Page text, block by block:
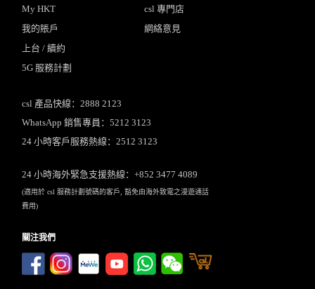
My HKT
我的賬戶
上台 / 續約
5G 服務計劃
csl 專門店
網絡意見
csl 產品快線：2888 2123
WhatsApp 銷售專員：5212 3123
24 小時客戶服務熱線：2512 3123
24 小時海外緊急支援熱線：+852 3477 4089
(適用於 csl 服務計劃號碼的客戶, 豁免由海外致電之漫遊通話
費用)
關注我們